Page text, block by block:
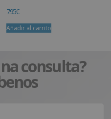
7.95€
Añadir al carrito
consulta?